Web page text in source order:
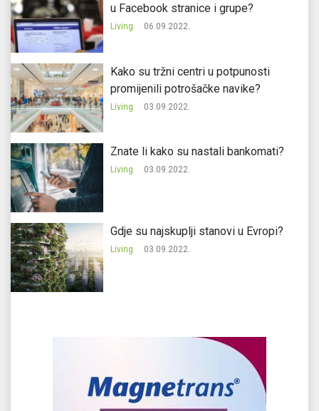
u Facebook stranice i grupe?
Living 06.09.2022.
Kako su tržni centri u potpunosti
promijenili potrošačke navike?
Living 03.09.2022.
Znate li kako su nastali bankomati?
Living 03.09.2022.
Gdje su najskuplji stanovi u Evropi?
Living 03.09.2022.